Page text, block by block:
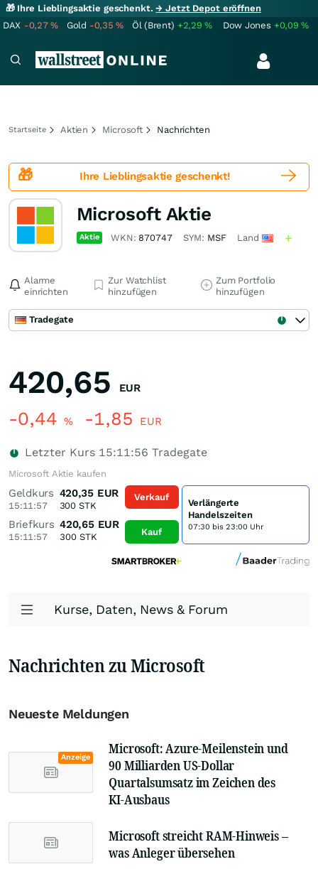
🎁 Ihre Lieblingsaktie geschenkt.→ Jetzt Depot eröffnen
DAX -0,27% Gold -0,35% Öl (Brent) +2,29% Dow Jones +0,09%
Startseite Aktien Microsoft Nachrichten
🎁 Ihre Lieblingsaktiegeschenkt!
Microsoft Aktie
Aktie WKN: 870747 SYM: MSF Land
Alarme
einrichten
Zur Watchlist
hinzufügen
Zum Portfolio
hinzufügen
Tradegate
420,65 EUR
-0,44 % -1,85 EUR
Letzter Kurs 15:11:56 Tradegate
Microsoft Aktie kaufen
Geldkurs
15:11:57
420,35 EUR
300 STK
Briefkurs
15:11:57
420,65 EUR
300STK
Verkauf
Kauf
Verlängerte
Handelszeiten
07:30 bis 23:00 Uhr
Kurse, Daten, News & Forum
Nachrichten zu Microsoft
Neueste Meldungen
Anzeige
Microsoft: Azure-Meilenstein und
90 Milliarden US-Dollar
Quartalsumsatz im Zeichen des
KI-Ausbaus
Microsoft streicht RAM-Hinweis –
was Anleger übersehen